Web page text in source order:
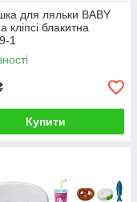
для ляльки BABY
кліпсі блакитна
1
Купити